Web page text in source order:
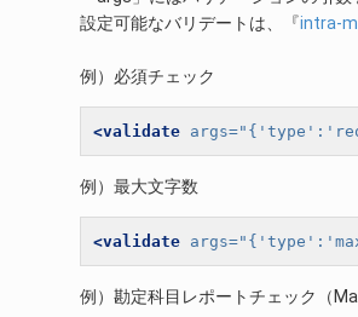
設定可能なバリデートは、『intra-
例）必須チェック
<validate args=
例）最大文字数
<validate args=
例）勘定科目レポートチェック（